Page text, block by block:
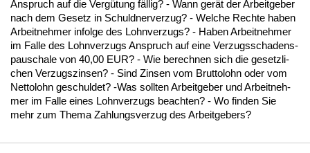
An­spruch auf die Vergütung fällig? - Wann gerät der Ar­beit­ge­ber
nach dem Ge­setz in Schuld­ner­ver­zug? - Wel­che Rech­te ha­ben
Ar­beit­neh­mer in­fol­ge des Lohn­ver­zugs? - Ha­ben Ar­beit­neh­mer
im Fal­le des Lohn­ver­zugs An­spruch auf ei­ne Ver­zugs­scha­dens­
pau­scha­le von 40,00 EUR? - Wie be­rech­nen sich die ge­setz­li­
chen Ver­zugs­zin­sen? - Sind Zin­sen vom Brut­to­lohn oder vom
Net­to­lohn ge­schul­det? -Was soll­ten Ar­beit­ge­ber und Ar­beit­neh­
mer im Fal­le ei­nes Lohn­ver­zugs be­ach­ten? - Wo fin­den Sie
mehr zum The­ma Zah­lungs­ver­zug des Ar­beit­ge­bers?